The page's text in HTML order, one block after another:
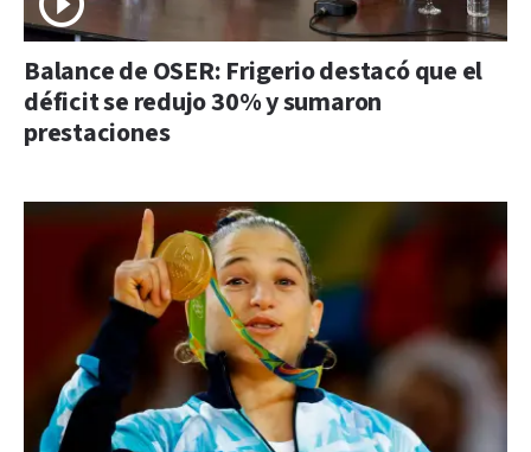
Balance de OSER: Frigerio destacó que el
déficit se redujo 30% y sumaron
prestaciones